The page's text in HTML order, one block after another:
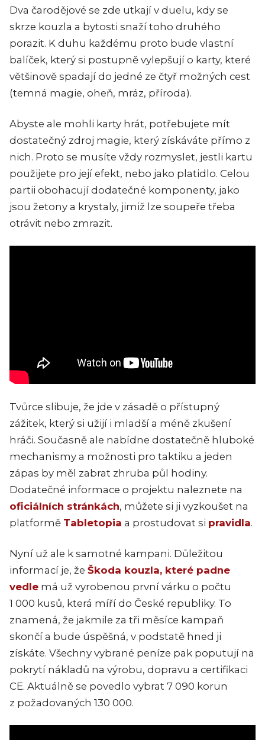
Dva čarodějové se zde utkají v duelu, kdy se
skrze kouzla a bytosti snaží toho druhého
porazit. K duhu každému proto bude vlastní
balíček, který si postupně vylepšují o karty, které
většinově spadají do jedné ze čtyř možných cest
(temná magie, oheň, mráz, příroda).
Abyste ale mohli karty hrát, potřebujete mít
dostatečný zdroj magie, který získáváte přímo z
nich. Proto se musíte vždy rozmyslet, jestli kartu
použijete pro její efekt, nebo jako platidlo. Celou
partii obohacují dodatečné komponenty, jako
jsou žetony a krystaly, jimiž lze soupeře třeba
otrávit nebo zmrazit.
Tvůrce slibuje, že jde v zásadě o přístupný
zážitek, který si užijí i mladší a méně zkušení
hráči. Současně ale nabídne dostatečně hluboké
mechanismy a možnosti pro taktiku a jeden
zápas by měl zabrat zhruba půl hodiny.
Dodatečné informace o projektu naleznete na
oficiálních stránkách, můžete si ji vyzkoušet na
platformě Tabletopia a prostudovat si pravidla.
Nyní už ale k samotné kampani. Důležitou
informací je, že Škoda kouzla, které padne
vedle má už vyrobenou první várku o počtu
1 000 kusů, která míří do České republiky. To
znamená, že jakmile za tři měsíce kampaň
skončí a bude úspěšná, v podstatě hned ji
získáte. Všechny vybrané peníze pak poputují na
pokrytí nákladů na výrobu, dopravu a certifikaci
CE. Aktuálně se povedlo vybrat 7 090 korun
z požadovaných 130 000.